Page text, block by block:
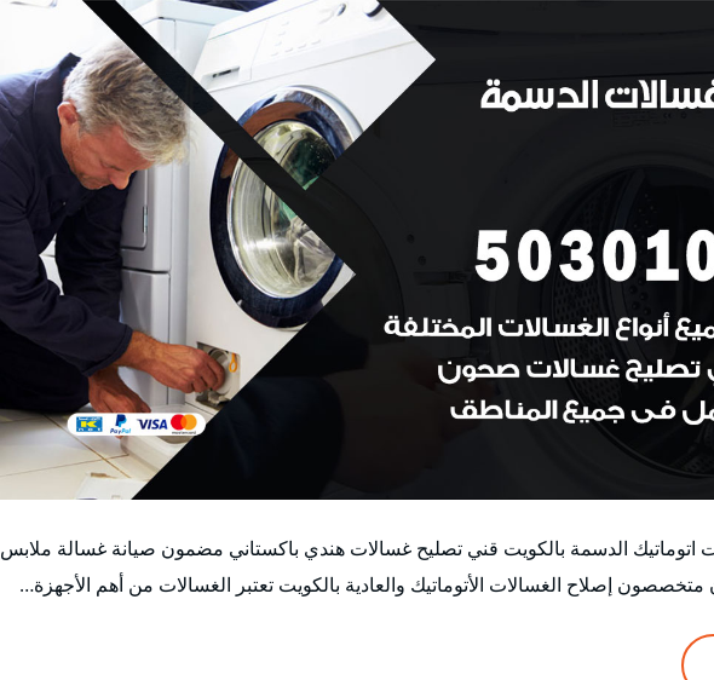
اتوماتيك الدسمة بالكويت قني تصليح غسالات هندي باكستاني مضمون صيانة غسالة ملابس
إصلاح الغسالات الأتوماتيك والعادية بالكويت تعتبر الغسالات من أهم الأجهزة…